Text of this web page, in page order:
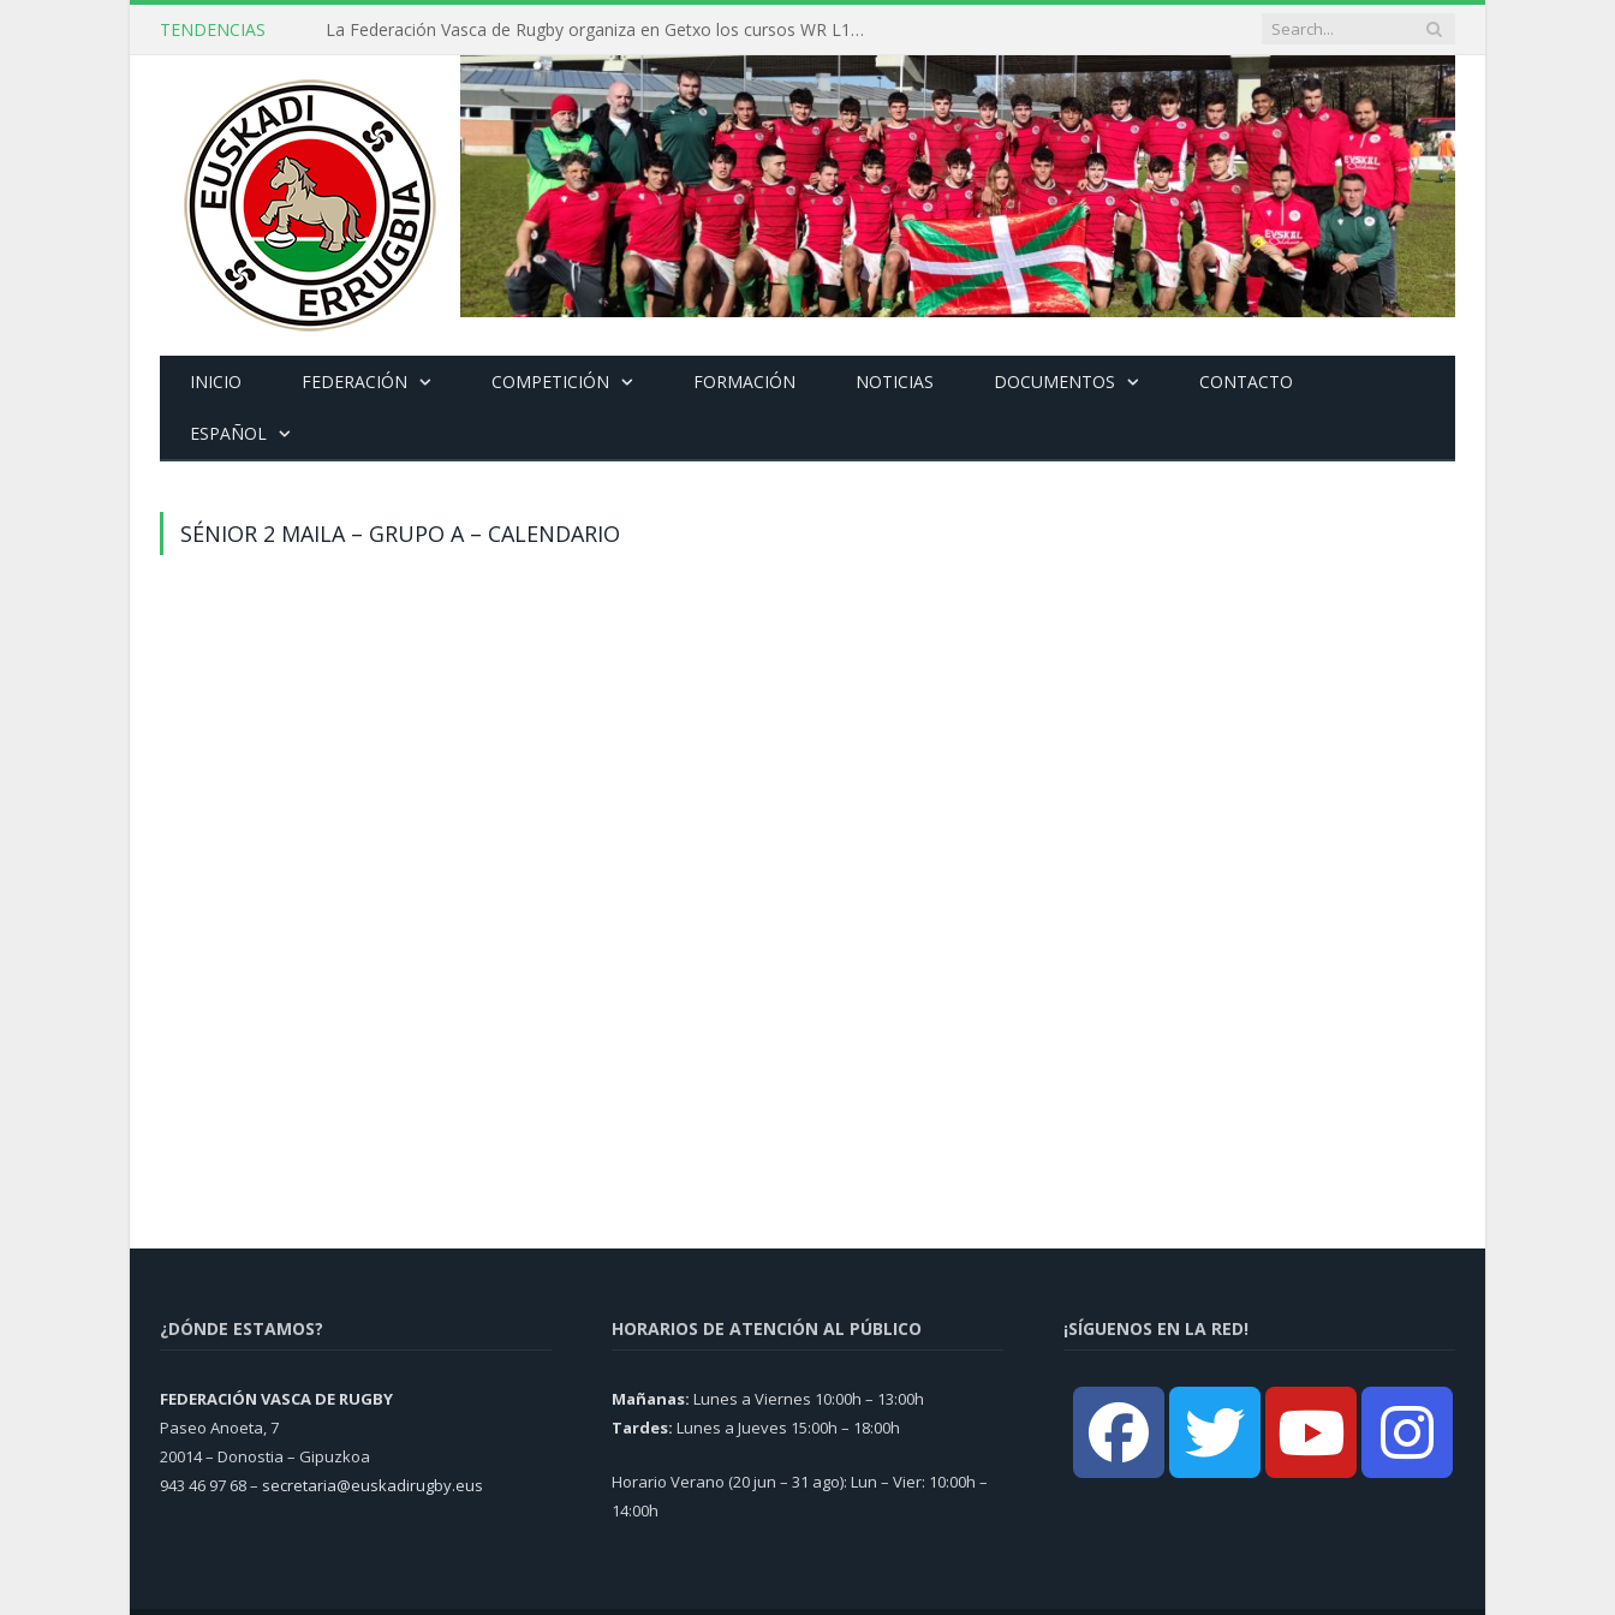
TENDENCIAS La Federación Vasca de Rugby organiza en Getxo los cursos WR L1, WR L2 y N1 durante el mes de septiembre
INICIO FEDERACIÓN COMPETICIÓN FORMACIÓN NOTICIAS DOCUMENTOS CONTACTO
ESPAÑOL
SÉNIOR 2 MAILA – GRUPO A – CALENDARIO
¿DÓNDE ESTAMOS?
FEDERACIÓN VASCA DE RUGBY
Paseo Anoeta, 7
20014 – Donostia – Gipuzkoa
943 46 97 68 – secretaria@euskadirugby.eus
HORARIOS DE ATENCIÓN AL PÚBLICO
Mañanas: Lunes a Viernes 10:00h – 13:00h
Tardes: Lunes a Jueves 15:00h – 18:00h
Horario Verano (20 jun – 31 ago): Lun – Vier: 10:00h –
14:00h
¡SÍGUENOS EN LA RED!